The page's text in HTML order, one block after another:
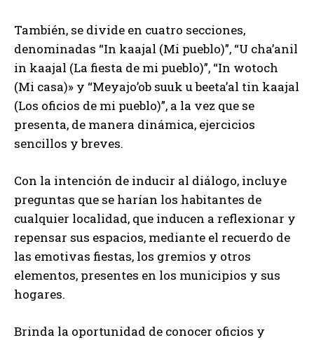
También, se divide en cuatro secciones,
denominadas “In kaajal (Mi pueblo)”, “U cha’anil
in kaajal (La fiesta de mi pueblo)”, “In wotoch
(Mi casa)» y “Meyajo’ob suuk u beeta’al tin kaajal
(Los oficios de mi pueblo)”, a la vez que se
presenta, de manera dinámica, ejercicios
sencillos y breves.
Con la intención de inducir al diálogo, incluye
preguntas que se harían los habitantes de
cualquier localidad, que inducen a reflexionar y
repensar sus espacios, mediante el recuerdo de
las emotivas fiestas, los gremios y otros
elementos, presentes en los municipios y sus
hogares.
Brinda la oportunidad de conocer oficios y